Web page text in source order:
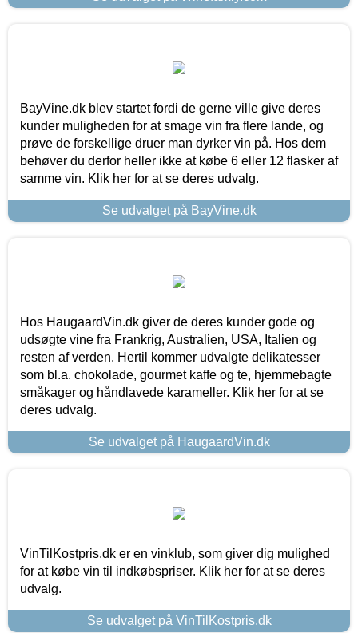
BayVine.dk blev startet fordi de gerne ville give deres
kunder muligheden for at smage vin fra flere lande, og
prøve de forskellige druer man dyrker vin på. Hos dem
behøver du derfor heller ikke at købe 6 eller 12 flasker af
samme vin. Klik her for at se deres udvalg.
Se udvalget på BayVine.dk
Hos HaugaardVin.dk giver de deres kunder gode og
udsøgte vine fra Frankrig, Australien, USA, Italien og
resten af verden. Hertil kommer udvalgte delikatesser
som bl.a. chokolade, gourmet kaffe og te, hjemmebagte
småkager og håndlavede karameller. Klik her for at se
deres udvalg.
Se udvalget på HaugaardVin.dk
VinTilKostpris.dk er en vinklub, som giver dig mulighed
for at købe vin til indkøbspriser. Klik her for at se deres
udvalg.
Se udvalget på VinTilKostpris.dk